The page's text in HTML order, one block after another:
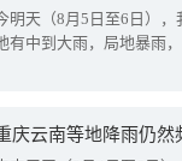
明天（8月5日至6日）
有中到大雨，局地暴雨
庆云南等地降雨仍然